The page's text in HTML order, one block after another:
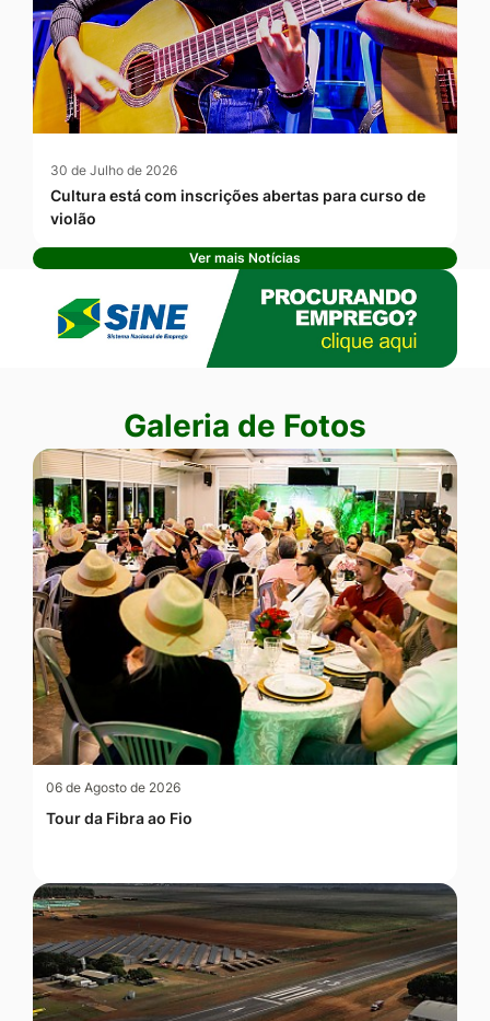
30 de Julho de 2026
Cultura está com inscrições abertas para curso de
violão
Ver mais Notícias
Seção Galeria de Fotos
Galeria de Fotos
06 de Agosto de 2026
Tour da Fibra ao Fio